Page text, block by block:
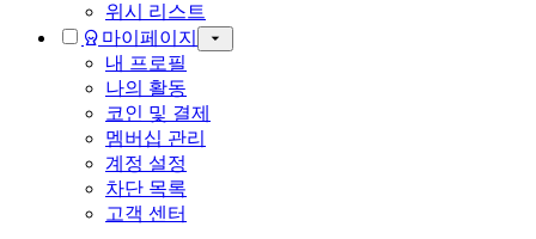
위시 리스트
마이페이지
내 프로필
나의 활동
코인 및 결제
멤버십 관리
계정 설정
차단 목록
고객 센터